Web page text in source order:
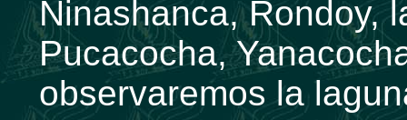
Ninashanca, Rondoy,
Pucacocha,
observaremos la